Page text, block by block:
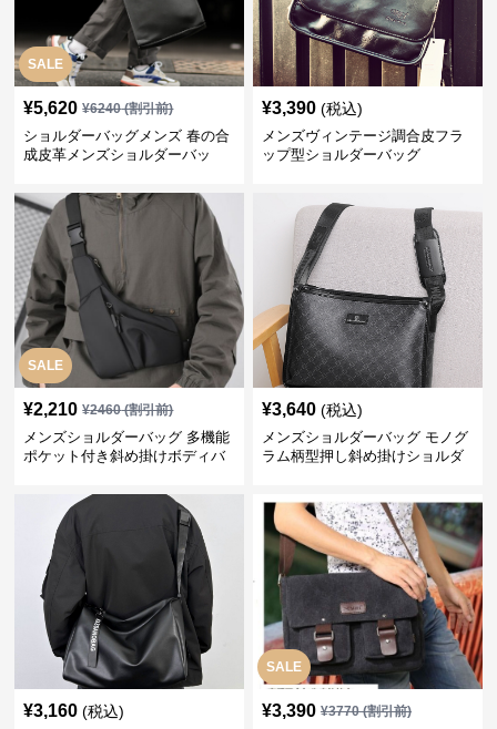
SALE
¥5,620 ¥6240(割引前)
ショルダーバッグメンズ 春の合
成皮革メンズショルダーバッ
¥3,390 (税込)
メンズヴィンテージ調合皮フラ
ップ型ショルダーバッグ
SALE
¥2,210 ¥2460(割引前)
メンズショルダーバッグ 多機能
ポケット付き斜め掛けボディバ
¥3,640 (税込)
メンズショルダーバッグ モノグ
ラム柄型押し斜め掛けショルダ
¥3,160 (税込)
SALE
¥3,390 ¥3770(割引前)